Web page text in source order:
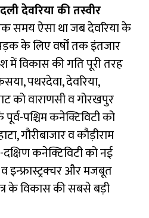
देवरिया की तस्वीर
समय ऐसा था जब देवरिया के
के लिए वर्षों तक इंतजार
विकास की गति पूरी तरह
पथरदेवा, देवरिया,
को वाराणसी व गोरखपुर
पश्चिम कनेक्टिविटी को
गौरीबाजार व कौड़ीराम
कनेक्टिविटी को नई
इन्फ्रास्ट्रक्चर और मजबूत
के विकास की सबसे बड़ी